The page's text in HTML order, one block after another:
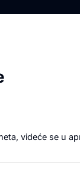
videće se u